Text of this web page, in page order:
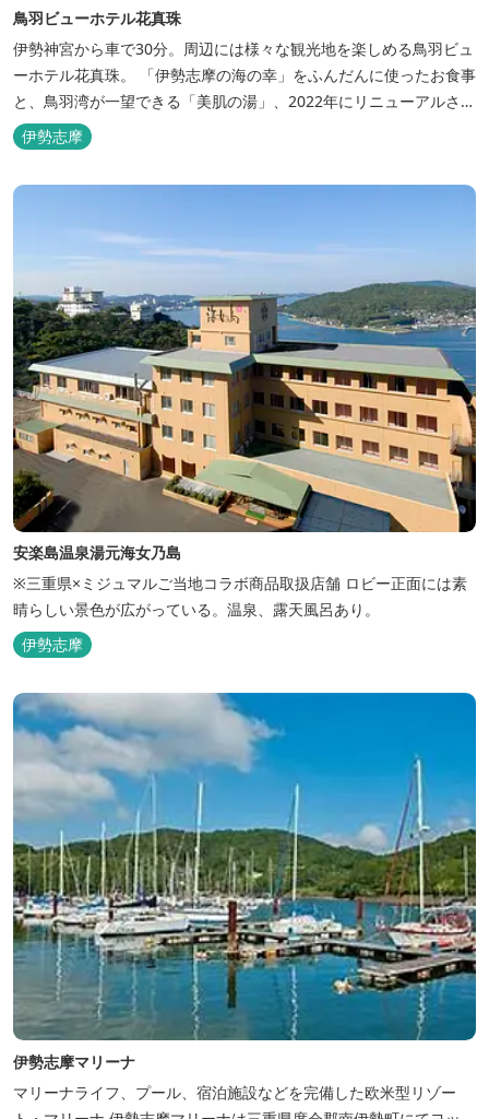
鳥羽ビューホテル花真珠
伊勢神宮から車で30分。周辺には様々な観光地を楽しめる鳥羽ビュ
ーホテル花真珠。 「伊勢志摩の海の幸」をふんだんに使ったお食事
と、鳥羽湾が一望できる「美肌の湯」、2022年にリニューアルされ
た客室で、五感から体と心を癒やします。 【お部屋】 近年リニュ
ーアルした過ごしやすいお部屋で、親子3世代で楽しめるお部屋に
なっております。 全室オーシャンビューで雄大な鳥羽湾を一望で
伊勢志摩
安楽島温泉湯元海女乃島
※三重県×ミジュマルご当地コラボ商品取扱店舗 ロビー正面には素
晴らしい景色が広がっている。温泉、露天風呂あり。
伊勢志摩
伊勢志摩マリーナ
マリーナライフ、プール、宿泊施設などを完備した欧米型リゾー